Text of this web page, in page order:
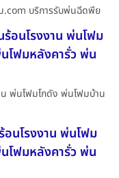
.com บริการรับพ่นฉีดพีย
นโรงงาน พ่นโฟม
โฟมหลังคารั่ว พ่น
พ่นโฟมโกดัง พ่นโฟมบ้าน
นโรงงาน พ่นโฟม
โฟมหลังคารั่ว พ่น